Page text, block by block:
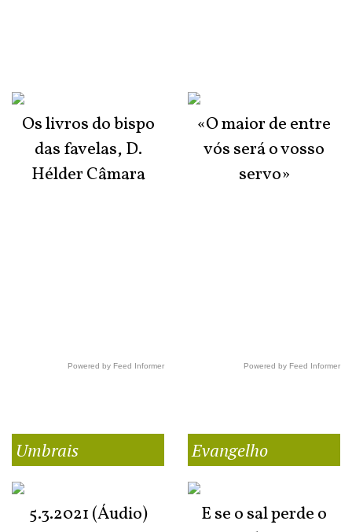
Os livros do bispo
das favelas, D.
Hélder Câmara
Powered by Feed Informer
«O maior de entre
vós será o vosso
servo»
Powered by Feed Informer
Umbrais
5.3.2021 (Áudio)
Evangelho
E se o sal perde o